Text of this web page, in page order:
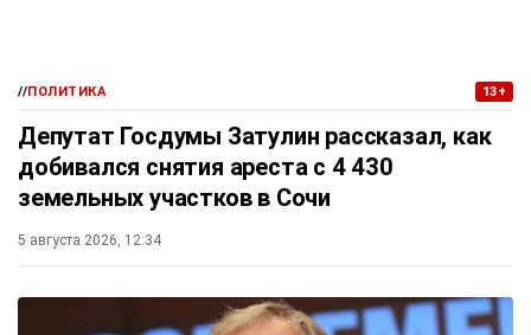
//ПОЛИТИКА 13+
Депутат Госдумы Затулин рассказал, как
добивался снятия ареста с 4 430
земельных участков в Сочи
5 августа 2026, 12:34